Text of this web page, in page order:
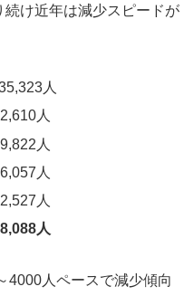
け近年は減少スピードが
人
人
人
人
人
人
4000人ペースで減少傾向